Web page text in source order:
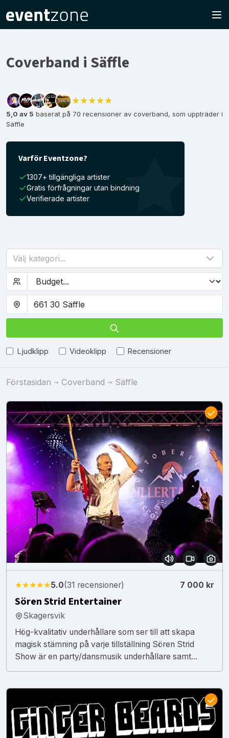
Coverband i Säffle
★★★★★
5,0 av 5 baserat på 70 recensioner av coverband, som uppträder i
Säffle
Varför Eventzone?
1307+ tillgängliga artister
Gratis förfrågningar utan bindning
Verifierade artister
Välj kategori...
Ljudklipp Videoklipp Recensioner
Förstasidan Coverband Säffle
★★★★★5.0(31 recensioner) 7 000 kr
Sören Strid Entertainer
Skagersvik
Hög-kvalitativ underhållare som ser till att skapa
magisk stämning på varje tillställning Sören Strid
Show är en party/dansmusik underhållare samt...